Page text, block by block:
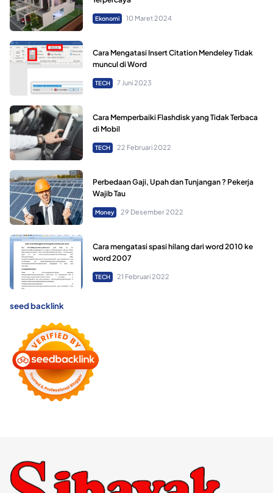
Ekonomi 10 Maret 2024
Cara Mengatasi Insert Citation Mendeley Tidak
muncul di Word
TECH 7 Juni 2023
Cara Memperbaiki Flashdisk yang Tidak Terbaca
di Mobil
TECH 22 Februari 2022
Perbedaan Gaji, Upah dan Tunjangan ? Pekerja
Wajib Tau
Money 29 Desember 2022
Cara mengatasi spasi hilang dari word 2010 ke
word 2007
TECH 21 Februari 2022
seed backlink